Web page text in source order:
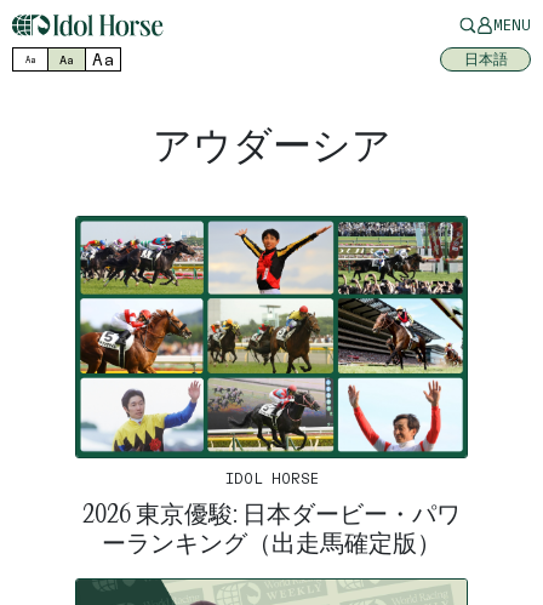
MENU
Aa Aa Aa 日本語
アウダーシア
IDOL HORSE
2026 東京優駿: 日本ダービー・パワ
ーランキング（出走馬確定版）